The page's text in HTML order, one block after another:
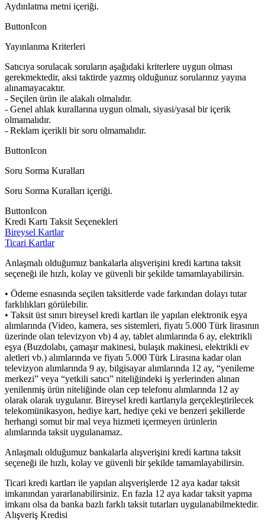
Aydınlatma metni içeriği.
ButtonIcon
Yayınlanma Kriterleri
Satıcıya sorulacak soruların aşağıdaki kriterlere uygun olması
gerekmektedir, aksi taktirde yazmış olduğunuz sorularınız yayına
alınamayacaktır.
- Seçilen ürün ile alakalı olmalıdır.
- Genel ahlak kurallarına uygun olmalı, siyasi/yasal bir içerik
olmamalıdır.
- Reklam içerikli bir soru olmamalıdır.
ButtonIcon
Soru Sorma Kuralları
Soru Sorma Kuralları içeriği.
ButtonIcon
Kredi Kartı Taksit Seçenekleri
Bireysel Kartlar
Ticari Kartlar
Anlaşmalı olduğumuz bankalarla alışverişini kredi kartına taksit
seçeneği ile hızlı, kolay ve güvenli bir şekilde tamamlayabilirsin.
• Ödeme esnasında seçilen taksitlerde vade farkından dolayı tutar
farklılıkları görülebilir.
• Taksit üst sınırı bireysel kredi kartları ile yapılan elektronik eşya
alımlarında (Video, kamera, ses sistemleri, fiyatı 5.000 Türk lirasının
üzerinde olan televizyon vb) 4 ay, tablet alımlarında 6 ay, elektrikli
eşya (Buzdolabı, çamaşır makinesi, bulaşık makinesi, elektrikli ev
aletleri vb.) alımlarında ve fiyatı 5.000 Türk Lirasına kadar olan
televizyon alımlarında 9 ay, bilgisayar alımlarında 12 ay, “yenileme
merkezi” veya “yetkili satıcı” niteliğindeki iş yerlerinden alınan
yenilenmiş ürün niteliğinde olan cep telefonu alımlarında 12 ay
olarak olarak uygulanır. Bireysel kredi kartlarıyla gerçekleştirilecek
telekomünikasyon, hediye kart, hediye çeki ve benzeri şekillerde
herhangi somut bir mal veya hizmeti içermeyen ürünlerin
alımlarında taksit uygulanamaz.
Anlaşmalı olduğumuz bankalarla alışverişini kredi kartına taksit
seçeneği ile hızlı, kolay ve güvenli bir şekilde tamamlayabilirsin.
Ticari kredi kartları ile yapılan alışverişlerde 12 aya kadar taksit
imkanından yararlanabilirsiniz. En fazla 12 aya kadar taksit yapma
imkanı olsa da banka bazlı farklı taksit tutarları uygulanabilmektedir.
Alışveriş Kredisi